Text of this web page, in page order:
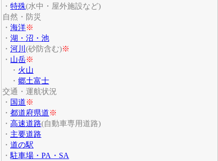
・ 特殊(水中・屋外施設など)
自然・防災
・ 海洋※
・ 湖・沼・池
・ 河川 (砂防含む)※
・ 山岳※
・ 火山
・ 郷土富士
交通・運航状況
・ 国道※
・ 都道府県道※
・ 高速道路(自動車専用道路)
・ 主要道路
・ 道の駅
・ 駐車場・PA・SA